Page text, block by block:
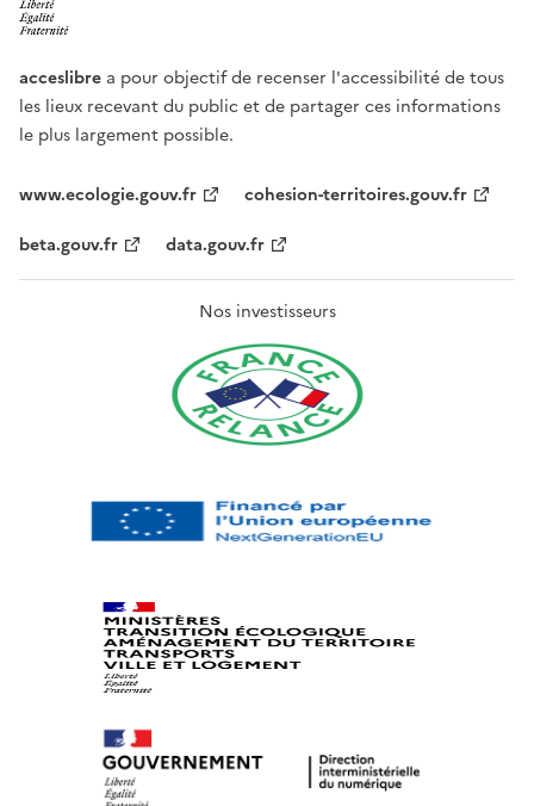
acceslibre a pour objectif de recenser l'accessibilité de tous
les lieux recevant du public et de partager ces informations
le plus largement possible.
www.ecologie.gouv.fr
cohesion-territoires.gouv.fr
beta.gouv.fr
data.gouv.fr
Nos investisseurs